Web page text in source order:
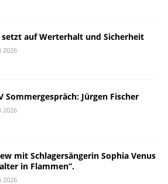
setzt auf Werterhalt und Sicherheit
2026
Sommergespräch: Jürgen Fischer
2026
mit Schlagersängerin Sophia Venus
in Flammen“.
2026